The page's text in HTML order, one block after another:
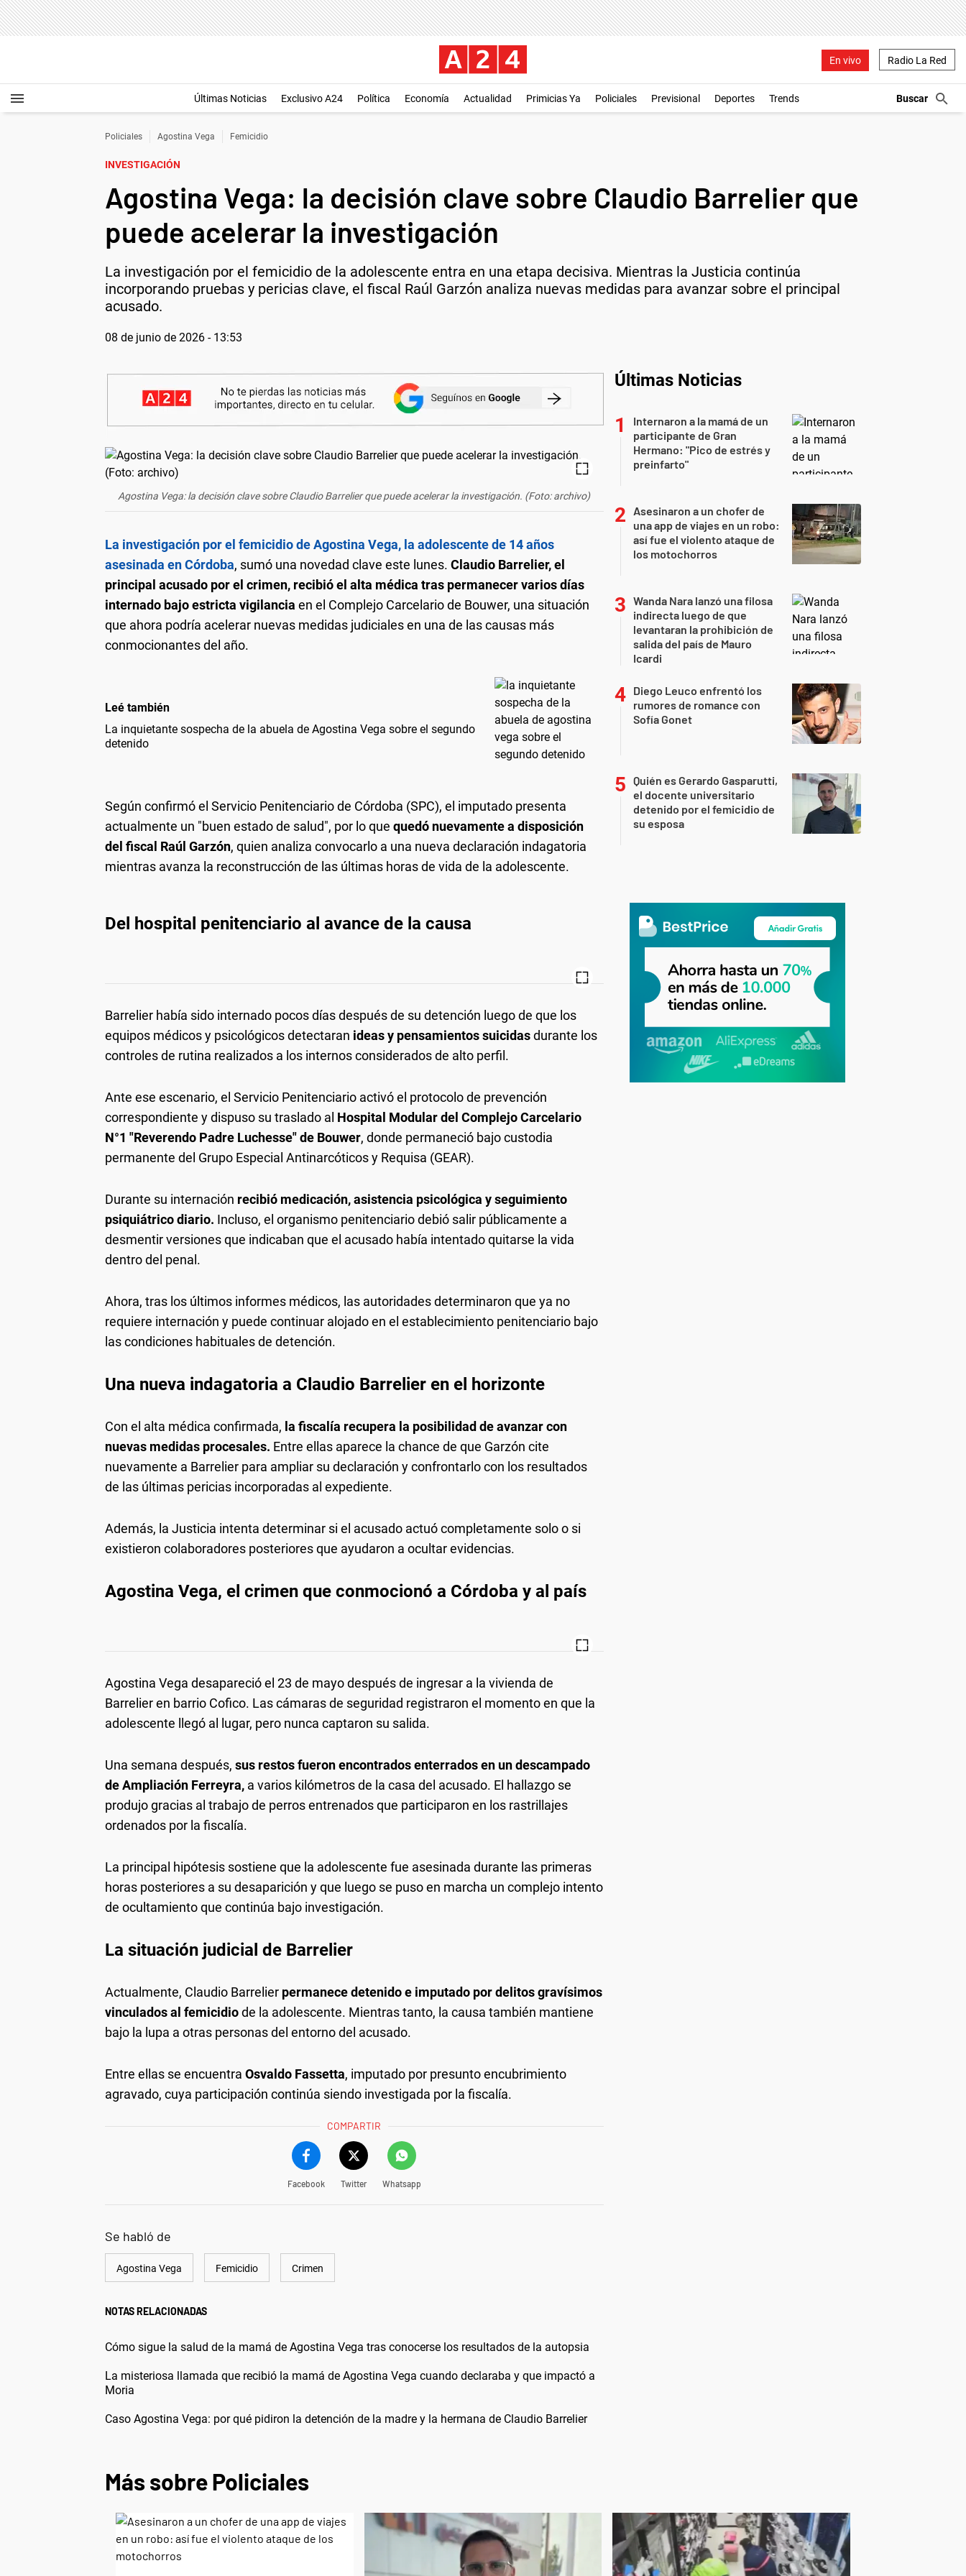
En vivo Radio La Red
Últimas Noticias Exclusivo A24 Política Economía Actualidad Primicias Ya Policiales Previsional Deportes Trends
Policiales Agostina Vega Femicidio
INVESTIGACIÓN
Agostina Vega: la decisión clave sobre Claudio Barrelier que
puede acelerar la investigación
La investigación por el femicidio de la adolescente entra en una etapa decisiva. Mientras la Justicia continúa
incorporando pruebas y pericias clave, el fiscal Raúl Garzón analiza nuevas medidas para avanzar sobre el principal
acusado.
08 de junio de 2026 - 13:53
Agostina Vega: la decisión clave sobre Claudio Barrelier que puede acelerar la investigación. (Foto: archivo)
La investigación por el femicidio de Agostina Vega, la adolescente de 14 años
asesinada en Córdoba, sumó una novedad clave este lunes. Claudio Barrelier, el
principal acusado por el crimen, recibió el alta médica tras permanecer varios días
internado bajo estricta vigilancia en el Complejo Carcelario de Bouwer, una situación
que ahora podría acelerar nuevas medidas judiciales en una de las causas más
conmocionantes del año.
Leé también
La inquietante sospecha de la abuela de Agostina Vega sobre el segundo
detenido
Según confirmó el Servicio Penitenciario de Córdoba (SPC), el imputado presenta
actualmente un "buen estado de salud", por lo que quedó nuevamente a disposición
del fiscal Raúl Garzón, quien analiza convocarlo a una nueva declaración indagatoria
mientras avanza la reconstrucción de las últimas horas de vida de la adolescente.
Del hospital penitenciario al avance de la causa
Barrelier había sido internado pocos días después de su detención luego de que los
equipos médicos y psicológicos detectaran ideas y pensamientos suicidasdurante los
controles de rutina realizados a los internos considerados de alto perfil.
Ante ese escenario, el Servicio Penitenciario activó el protocolo de prevención
correspondiente y dispuso su traslado al Hospital Modular del Complejo Carcelario
N°1 "Reverendo Padre Luchesse" de Bouwer, donde permaneció bajo custodia
permanente del Grupo Especial Antinarcóticos y Requisa (GEAR).
Durante su internación recibió medicación, asistencia psicológica y seguimiento
psiquiátrico diario. Incluso, el organismo penitenciario debió salir públicamente a
desmentir versiones que indicaban que el acusado había intentado quitarse la vida
dentro del penal.
Ahora, tras los últimos informes médicos, las autoridades determinaron que ya no
requiere internación y puede continuar alojado en el establecimiento penitenciario bajo
las condiciones habituales de detención.
Una nueva indagatoria a Claudio Barrelier en el horizonte
Con el alta médica confirmada, la fiscalía recupera la posibilidad de avanzar con
nuevas medidas procesales. Entre ellas aparece la chance de que Garzón cite
nuevamente a Barrelier para ampliar su declaración y confrontarlo con los resultados
de las últimas pericias incorporadas al expediente.
Además, la Justicia intenta determinar si el acusado actuó completamente solo o si
existieron colaboradores posteriores que ayudaron a ocultar evidencias.
Agostina Vega, el crimen que conmocionó a Córdoba y al país
Agostina Vega desapareció el 23 de mayo después de ingresar a la vivienda de
Barrelier en barrio Cofico. Las cámaras de seguridad registraron el momento en que la
adolescente llegó al lugar, pero nunca captaron su salida.
Una semana después, sus restos fueron encontrados enterrados en un descampado
de Ampliación Ferreyra, a varios kilómetros de la casa del acusado. El hallazgo se
produjo gracias al trabajo de perros entrenados que participaron en los rastrillajes
ordenados por la fiscalía.
La principal hipótesis sostiene que la adolescente fue asesinada durante las primeras
horas posteriores a su desaparición y que luego se puso en marcha un complejo intento
de ocultamiento que continúa bajo investigación.
La situación judicial de Barrelier
Actualmente, Claudio Barrelier permanece detenido e imputado por delitos gravísimos
vinculados al femicidiode la adolescente. Mientras tanto, la causa también mantiene
bajo la lupa a otras personas del entorno del acusado.
Entre ellas se encuentra Osvaldo Fassetta, imputado por presunto encubrimiento
agravado, cuya participación continúa siendo investigada por la fiscalía.
COMPARTIR
Facebook Twitter Whatsapp
Se habló de
Agostina Vega Femicidio Crimen
NOTAS RELACIONADAS
Cómo sigue la salud de la mamá de Agostina Vega tras conocerse los resultados de la autopsia
La misteriosa llamada que recibió la mamá de Agostina Vega cuando declaraba y que impactó a
Moria
Caso Agostina Vega: por qué pidiron la detención de la madre y la hermana de Claudio Barrelier
Últimas Noticias
Internaron a la mamá de un
participante de Gran
Hermano: "Pico de estrés y
preinfarto"
Asesinaron a un chofer de
una app de viajes en un robo:
así fue el violento ataque de
los motochorros
Wanda Nara lanzó una filosa
indirecta luego de que
levantaran la prohibición de
salida del país de Mauro
Icardi
Diego Leuco enfrentó los
rumores de romance con
Sofía Gonet
Quién es Gerardo Gasparutti,
el docente universitario
detenido por el femicidio de
su esposa
Más sobre Policiales